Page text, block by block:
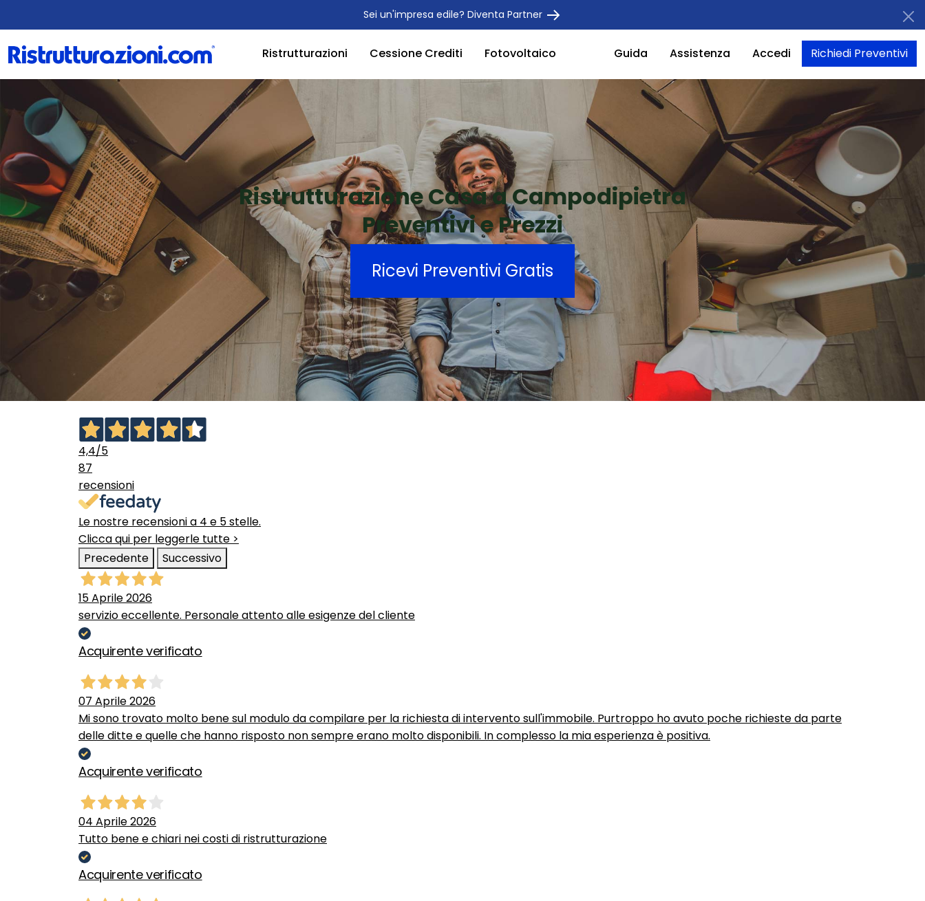
Sei un'impresa edile? Diventa Partner
Ristrutturazioni Cessione Crediti Fotovoltaico Guida Assistenza Accedi Richiedi Preventivi
Ristrutturazione Casa a Campodipietra
Preventivi e Prezzi
Ricevi Preventivi Gratis
4,4/5
87
recensioni
Le nostre recensioni a 4 e 5 stelle.
Clicca qui per leggerle tutte >
Precedente
Successivo
15 Aprile 2026
servizio eccellente. Personale attento alle esigenze del cliente
Acquirente verificato
07 Aprile 2026
Mi sono trovato molto bene sul modulo da compilare per la richiesta di intervento sull'immobile. Purtroppo ho avuto poche richieste da parte
delle ditte e quelle che hanno risposto non sempre erano molto disponibili. In complesso la mia esperienza è positiva.
Acquirente verificato
04 Aprile 2026
Tutto bene e chiari nei costi di ristrutturazione
Acquirente verificato